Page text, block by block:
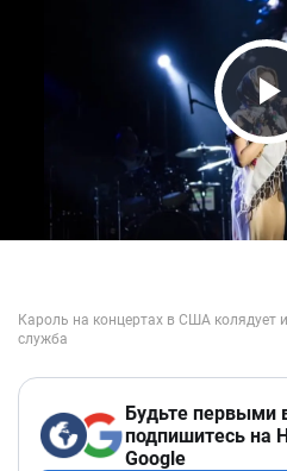
Будьте первыми
подпишитесь на
Google